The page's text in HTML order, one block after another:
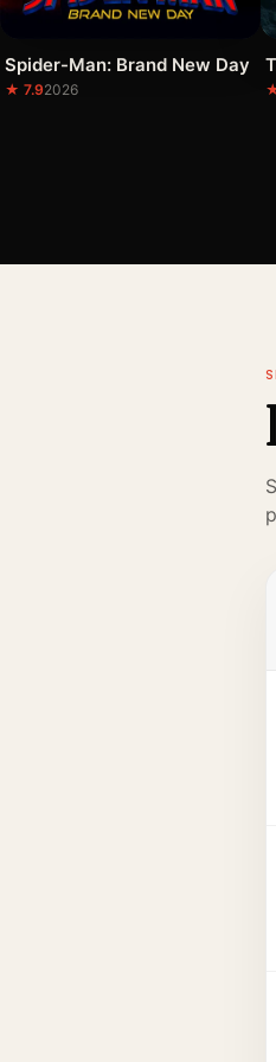
Spider-Man: Brand New Day
★ 7.92026